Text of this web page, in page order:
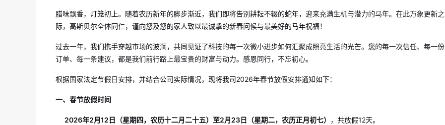
腊味飘香，灯笼初上。随着农历新年的脚步渐近，我们即将告别耕耘不辍的蛇年，迎来充满生机与潜力的马年。在此万象更新之
际，高斯贝尔全体同仁，谨向您及您的家人致以最诚挚的新春问候与最美好的马年祝福！
过去一年，我们携手穿越市场的波澜，共同见证了科技的每一次微小进步如何汇聚成照亮生活的光芒。您的每一次信任、每一份
订单、每一条建议，都是我们前行路上最宝贵的财富与动力。感恩同行，不忘初心。
根据国家法定节假日安排，并结合公司实际情况，现将我司2026年春节放假安排通知如下：
一、春节放假时间
2026年2月12日（星期四，农历十二月二十五）至2月23日（星期二，农历正月初七）
，共放假12天。